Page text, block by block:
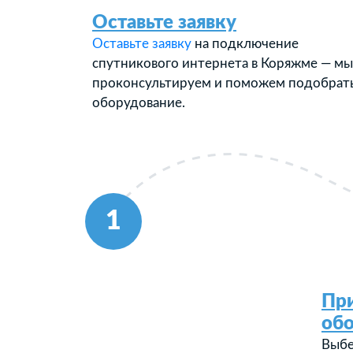
1
Оставьте заявку
Оставьте заявку на подключение
спутникового интернета в Коряжме — мы
проконсультируем и поможем
оборудование.